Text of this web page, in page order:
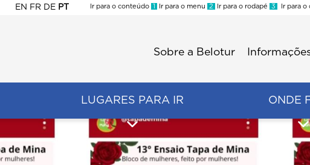
EN FR DE PT
Ir para o conteúdo 1 Ir para o menu 2 Ir para o rodapé 3 Ir para o
Sobre a Belotur
LUGARES PARA IR ONDE